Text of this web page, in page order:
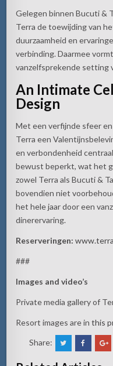
Gelegen binnen Bucuti &
Terra de toewijding van
duurzaamheid en
verbinding. Daarmee
vanzelfsprekende setting
An Intimate
Design
Met een verfijnde sfeer
Terra een
en verbondenheid
bewust beperkt, wat het
zowel Terra als Bucuti &
bovendien niet
het hele jaar door een
dinerervaring.
Reserveringen:
###
Images and video’s
Private media gallery of
Resort images are inthis
Share: